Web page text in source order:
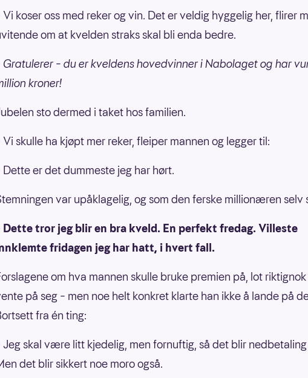
Vi koser oss med reker og vin. Det er veldig hyggelig her, flirer
om at kvelden straks skal bli enda bedre.
Gratulerer – du er kveldens hovedvinner i Nabolaget og har
kroner!
sto dermed i taket hos familien.
Vi skulle ha kjøpt mer reker, fleiper mannen og legger til:
Dette er det dummeste jeg har hørt.
var upåklagelig, og som den ferske millionæren selv
Dette tror jeg blir en bra kveld. En perfekt fredag. Villeste
fridagen jeg har hatt, i hvert fall.
om hva mannen skulle bruke premien på, lot
på seg – men noe helt konkret klarte han ikke å lande på
fra én ting:
Jeg skal være litt kjedelig, men fornuftig, så det blir
det blir sikkert noe moro også.